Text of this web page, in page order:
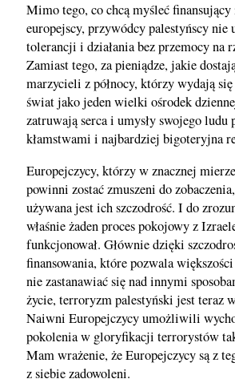
Mimo tego, co chcą myśleć
europejscy, przywódcy palestyńscy nie
tolerancji i działania bez przemocy na
Zamiast tego, za pieniądze, jakie
marzycieli z północy, którzy wydają
świat jako jeden wielki ośrodek
zatruwają serca i umysły swojego ludu
kłamstwami i najbardziej bigoteryjna
Europejczycy, którzy w znacznej
powinni zostać zmuszeni do
używana jest ich szczodrość. I do
właśnie żaden proces pokojowy z
funkcjonował. Głównie dzięki
finansowania, które pozwala
nie zastanawiać się nad innymi
życie, terroryzm palestyński jest teraz
Naiwni Europejczycy umożliwili
pokolenia w gloryfikacji terrorystów
Mam wrażenie, że Europejczycy są z
z siebie zadowoleni.